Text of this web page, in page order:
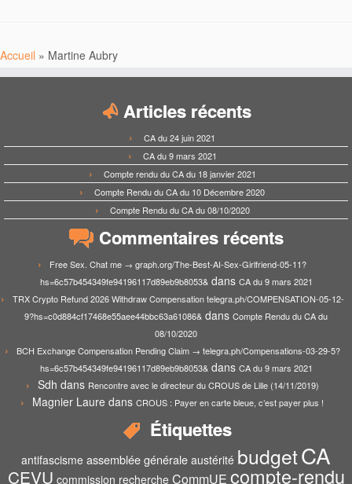
Accueil » Martine Aubry
Articles récents
CA du 24 juin 2021
CA du 9 mars 2021
Compte rendu du CA du 18 janvier 2021
Compte Rendu du CA du 10 Décembre 2020
Compte Rendu du CA du 08/10/2020
Commentaires récents
Free Sex. Chat me → graph.org/The-Best-AI-Sex-Girlfriend-05-11?
hs=6c57b454349fe94196117d89eb9b8053&dans CA du 9 mars 2021
TRX Crypto Refund 2026 Withdraw Compensation telegra.ph/COMPENSATION-05-12-
9?hs=c0d884cf17468e55aee44bbc63a61086& dans Compte Rendu du CA du
08/10/2020
BCH Exchange Compensation Pending Claim → telegra.ph/Compensations-03-29-5?
hs=6c57b454349fe94196117d89eb9b8053&dans CA du 9 mars 2021
Sdh dans Rencontre avec le directeur du CROUS de Lille (14/11/2019)
Magnier Laure dans CROUS : Payer en carte bleue, c’est payer plus !
Étiquettes
antifascisme assemblée générale austérité budgetCA
CEVU commission recherche CommUE compte-rendu